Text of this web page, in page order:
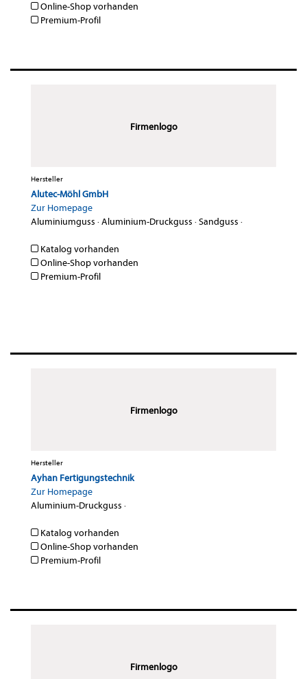
Online-Shop vorhanden
Premium-Profil
Firmenlogo
Hersteller
Alutec-Möhl GmbH
Zur Homepage
Aluminiumguss ·Aluminium-Druckguss ·Sandguss ·
Katalog vorhanden
Online-Shop vorhanden
Premium-Profil
Firmenlogo
Hersteller
Ayhan Fertigungstechnik
Zur Homepage
Aluminium-Druckguss ·
Katalog vorhanden
Online-Shop vorhanden
Premium-Profil
Firmenlogo